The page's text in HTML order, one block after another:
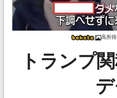
高所
トランプ